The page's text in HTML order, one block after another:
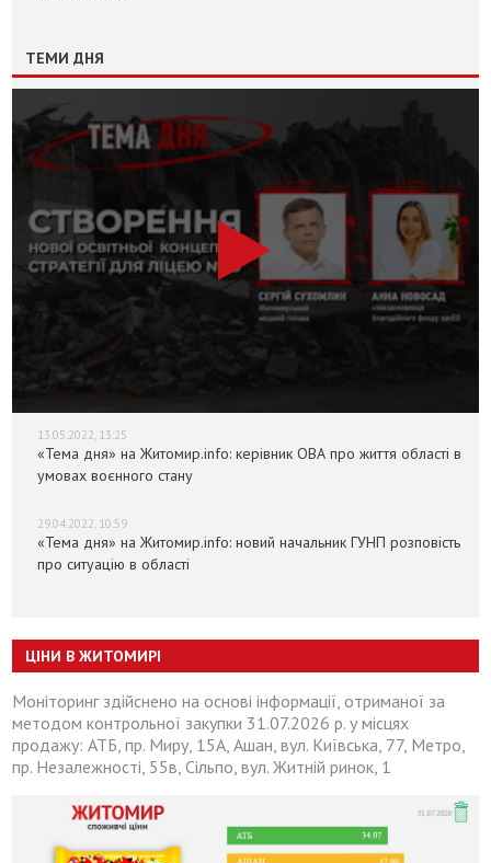
ТЕМИ ДНЯ
13.05.2022, 13:25
«Тема дня» на Житомир.info: керівник ОВА про життя області в
умовах воєнного стану
29.04.2022, 10:59
«Тема дня» на Житомир.info: новий начальник ГУНП розповість
про ситуацію в області
ЦІНИ В ЖИТОМИРІ
Моніторинг здійснено на основі інформації, отриманої за
методом контрольної закупки 31.07.2026 р. у місцях
продажу: АТБ, пр. Миру, 15А, Ашан, вул. Київська, 77, Метро,
пр. Незалежності, 55в, Сільпо, вул. Житній ринок, 1